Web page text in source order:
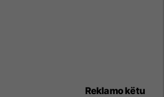
Reklamo këtu